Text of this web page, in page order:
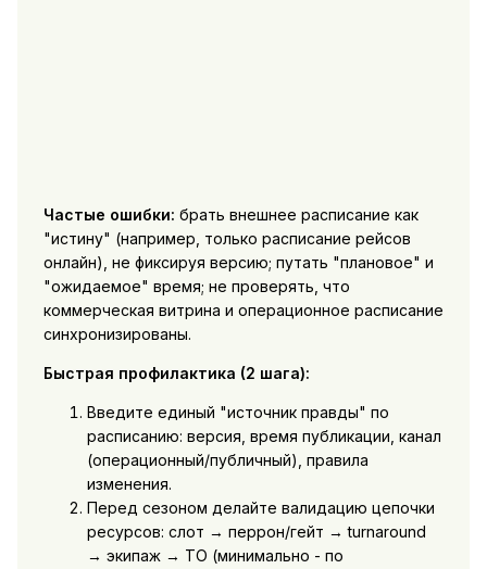
Частые ошибки: брать внешнее расписание как
"истину" (например, только расписание рейсов
онлайн), не фиксируя версию; путать "плановое" и
"ожидаемое" время; не проверять, что
коммерческая витрина и операционное расписание
синхронизированы.
Быстрая профилактика (2 шага):
Введите единый "источник правды" по
расписанию: версия, время публикации, канал
(операционный/публичный), правила
изменения.
Перед сезоном делайте валидацию цепочки
ресурсов: слот → перрон/гейт → turnaround
→ экипаж → ТО (минимально - по